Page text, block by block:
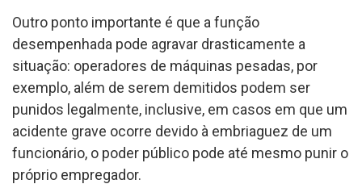
Outro ponto importante é que a função
desempenhada pode agravar drasticamente a
situação: operadores de máquinas pesadas, por
exemplo, além de serem demitidos podem ser
punidos legalmente, inclusive, em casos em que um
acidente grave ocorre devido à embriaguez de um
funcionário, o poder público pode até mesmo punir o
próprio empregador.